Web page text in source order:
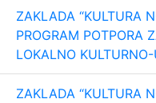
ZAKLADA “KULTURA
PROGRAM POTPORA
LOKALNO
ZAKLADA “KULTURA